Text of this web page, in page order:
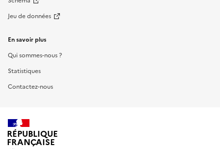
Jeu de données
En savoir plus
Qui sommes-nous ?
Statistiques
Contactez-nous
RÉPUBLIQUE
FRANÇAISE